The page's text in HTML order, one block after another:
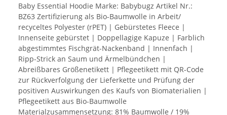
Baby Essential Hoodie Marke: Babybugz Artikel Nr.:
BZ63 Zertifizierung als Bio-Baumwolle in Arbeit/
recyceltes Polyester (rPET) | Gebürstetes Fleece |
Innenseite gebürstet | Doppellagige Kapuze | Farblich
abgestimmtes Fischgrät-Nackenband | Innenfach |
Ripp-Strick an Saum und Ärmelbündchen |
Abreißbares Größenetikett | Pflegeetikett mit QR-Code
zur Rückverfolgung der Lieferkette und Prüfung der
positiven Auswirkungen des Kaufs von Biomaterialien |
Pflegeetikett aus Bio-Baumwolle
Materialzusammensetzung: 81% Baumwolle / 19%